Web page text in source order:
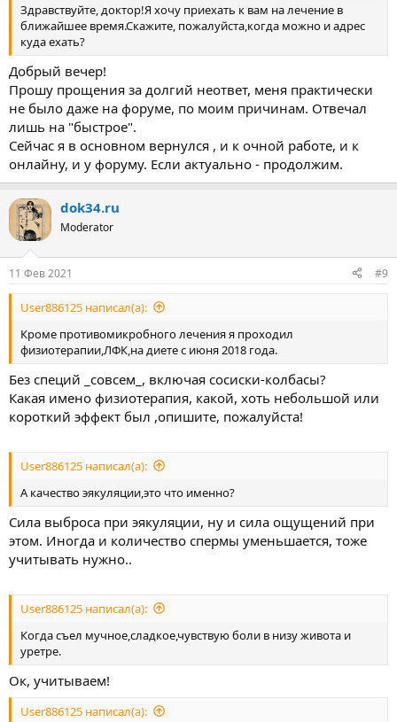
Здравствуйте, доктор!Я хочу приехать к вам на лечение в
ближайшее время.Скажите, пожалуйста,когда можно и адрес
куда ехать?
Добрый вечер!
Прошу прощения за долгий неответ, меня практически
не было даже на форуме, по моим причинам. Отвечал
лишь на "быстрое".
Сейчас я в основном вернулся , и к очной работе, и к
онлайну, и у форуму. Если актуально - продолжим.
dok34.ru
Moderator
11 Фев 2021 #9
User886125 написал(а):
Кроме противомикробного лечения я проходил
физиотерапии,ЛФК,на диете с июня 2018 года.
Без специй _совсем_, включая сосиски-колбасы?
Какая имено физиотерапия, какой, хоть небольшой или
короткий эффект был ,опишите, пожалуйста!
User886125 написал(а):
А качество эякуляции,это что именно?
Сила выброса при эякуляции, ну и сила ощущений при
этом. Иногда и количество спермы уменьшается, тоже
учитывать нужно..
User886125 написал(а):
Когда съел мучное,сладкое,чувствую боли в низу живота и
уретре.
Ок, учитываем!
User886125 написал(а):